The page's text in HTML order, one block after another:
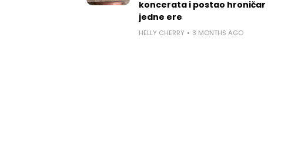
koncerata i postao hroničar
jedne ere
HELLY CHERRY 3 MONTHS AGO